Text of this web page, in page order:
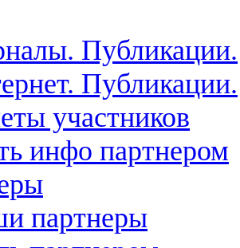
Публикации.
Публикации.
участников
инфо партнером
партнеры